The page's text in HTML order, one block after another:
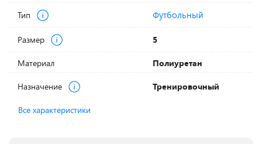
Тип Футбольный
Размер 5
Материал Полиуретан
Назначение Тренировочный
Все характеристики